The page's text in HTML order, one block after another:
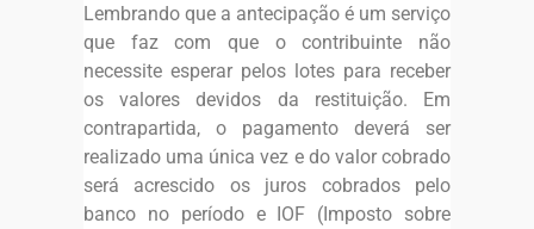
Lembrando que a antecipação é um serviço
que faz com que o contribuinte não
necessite esperar pelos lotes para receber
os valores devidos da restituição. Em
contrapartida, o pagamento deverá ser
realizado uma única vez e do valor cobrado
será acrescido os juros cobrados pelo
banco no período e IOF (Imposto sobre